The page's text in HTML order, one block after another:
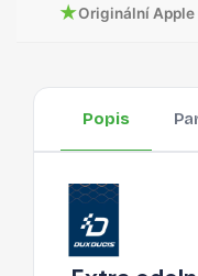
★Originální
Popis